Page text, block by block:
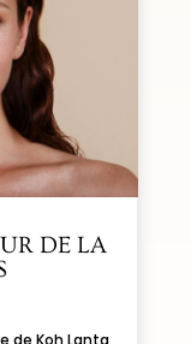
DE LA
de Koh Lanta